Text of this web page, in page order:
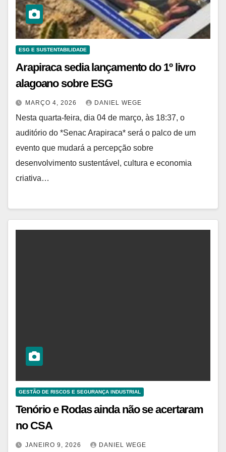
ESG E SUSTENTABILIDADE
Arapiraca sedia lançamento do 1º livro
alagoano sobre ESG
MARÇO 4, 2026 DANIEL WEGE
Nesta quarta-feira, dia 04 de março, às 18:37, o
auditório do *Senac Arapiraca* será o palco de um
evento que mudará a percepção sobre
desenvolvimento sustentável, cultura e economia
criativa…
GESTÃO DE RISCOS E SEGURANÇA INDUSTRIAL
Tenório e Rodas ainda não se acertaram
no CSA
JANEIRO 9, 2026 DANIEL WEGE